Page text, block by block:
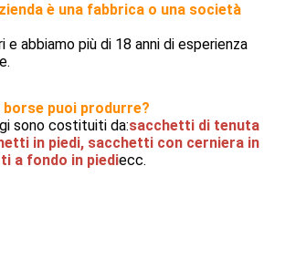
è una fabbrica o una società
e abbiamo più di 18 anni di esperienza
borse puoi produrre?
sono costituiti da:sacchetti di tenuta
in piedi, sacchetti con cerniera in
a fondo in piediecc.